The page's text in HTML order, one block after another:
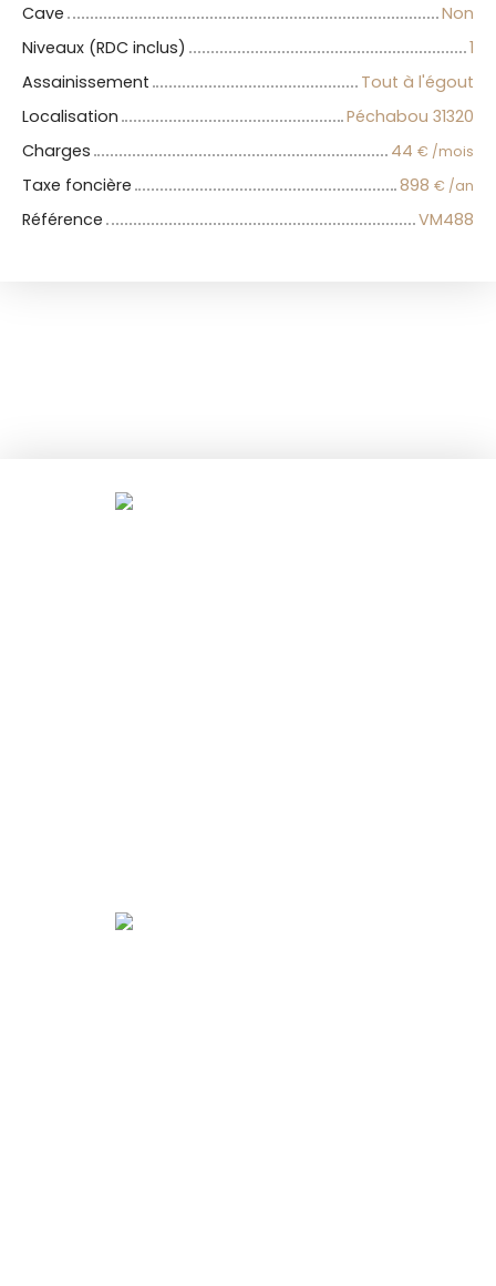
Cave
Non
Niveaux (RDC inclus)
1
Assainissement
Tout à l'égout
Localisation
Péchabou 31320
Charges
44 € /mois
Taxe foncière 898 € /an
Référence VM488